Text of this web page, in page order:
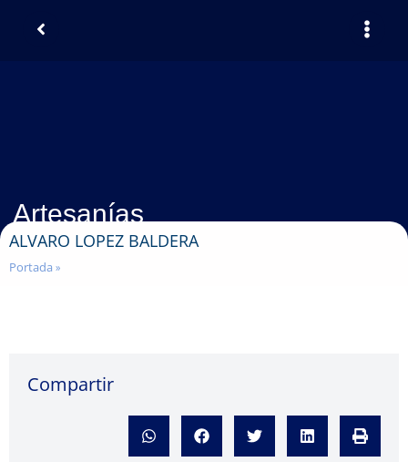
Artesanías
ALVARO LOPEZ BALDERA
Portada »
Compartir